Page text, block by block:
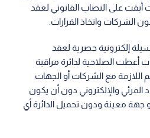
أبقت على النصاب القانوني لعقد
الشركات واتخاذ القرارات.
إلكترونية حصرية لعقد
أعطت الصلاحية لدائرة مراقبة
اللازمة مع الشركات أو الجهات
المرئي والإلكتروني دون أن يكون
معينة ودون تحميل الدائرة أي